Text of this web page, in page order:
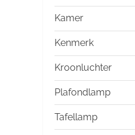
Kamer
Kenmerk
Kroonluchter
Plafondlamp
Tafellamp